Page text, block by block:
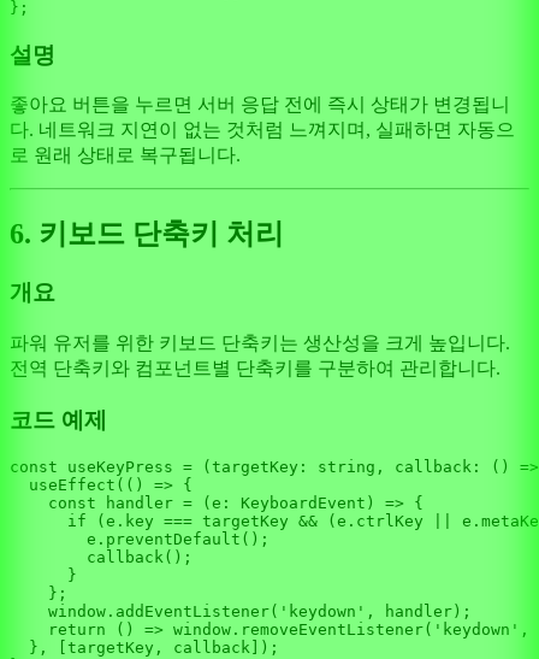
설명
좋아요 버튼을 누르면 서버 응답 전에 즉시 상태가 변경됩니
다. 네트워크 지연이 없는 것처럼 느껴지며, 실패하면 자동으
로 원래 상태로 복구됩니다.
6. 키보드 단축키 처리
개요
파워 유저를 위한 키보드 단축키는 생산성을 크게 높입니다.
전역 단축키와 컴포넌트별 단축키를 구분하여 관리합니다.
코드 예제
const useKeyPress = ( targetKey : string , callback : ()
useEffect ( () => {
const
handler = ( e : KeyboardEvent ) => {
if (e. key === targetKey && (e. ctrlKey || e.
        e.
preventDefault ();
callback();
      }
    };
window . addEventListener( 'keydown' , handler);
return
() => window . removeEventListener( 'keydown' ,
  }, [targetKey, callback]);